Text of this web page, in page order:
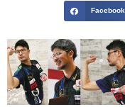
Facebook